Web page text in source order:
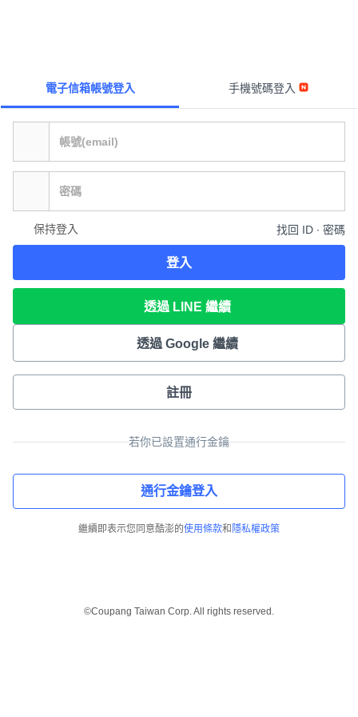
電子信箱帳號登入 手機號碼登入
保持登入 找回 ID ∙ 密碼
登入
透過 LINE 繼續
透過 Google 繼續
註冊
若你已設置通行金鑰
通行金鑰登入
繼續即表示您同意酷澎的使用條款和 隱私權政策
©Coupang Taiwan Corp. All rights reserved.